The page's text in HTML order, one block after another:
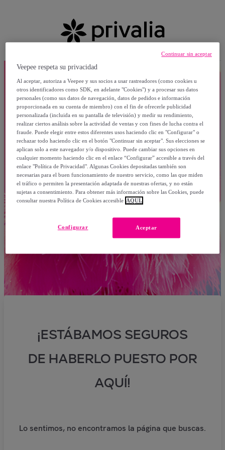
¡ESTÁBAMOS SEGUROS
DE HABERLO PUESTO POR
AQUÍ!
Lo sentimos, no encontramos la página que buscas.
Veepee respeta su privacidad
Al aceptar, autoriza a Veepee y sus socios a usar rastreadores (como cookies u
otros identificadores como SDK, en adelante "Cookies") y a procesar sus datos
personales (como sus datos de navegación, datos de pedidos e información
proporcionada en su cuenta de miembro) con el fin de ofrecerle publicidad
personalizada (incluida en su pantalla de televisión) y medir su rendimiento,
realizar ciertos análisis sobre la actividad de ventas y con fines de lucha contra el
fraude. Puede elegir entre estos diferentes usos haciendo clic en "Configurar" o
rechazar todo haciendo clic en el botón "Continuar sin aceptar". Sus elecciones se
aplican solo a este navegador y/o dispositivo. Puede cambiar sus opciones en
cualquier momento haciendo clic en el enlace “Configurar” accesible a través del
enlace "Política de Privacidad". Algunas Cookies depositadas también son
necesarias para el buen funcionamiento de nuestro servicio, como las que miden
el tráfico o permiten la presentación adaptada de nuestras ofertas, y no están
sujetas a consentimiento. Para obtener más información sobre las Cookies, puede
consultar nuestra Política de Cookies accesible AQUÍ.
Aceptar
Configurar
Continuar sin aceptar